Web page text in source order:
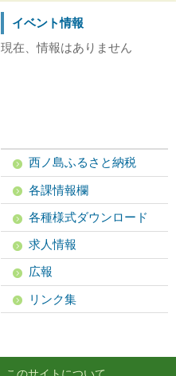
イベント情報
現在、情報はありません
西ノ島ふるさと納税
各課情報欄
各種様式ダウンロード
求人情報
広報
リンク集
このサイトについて